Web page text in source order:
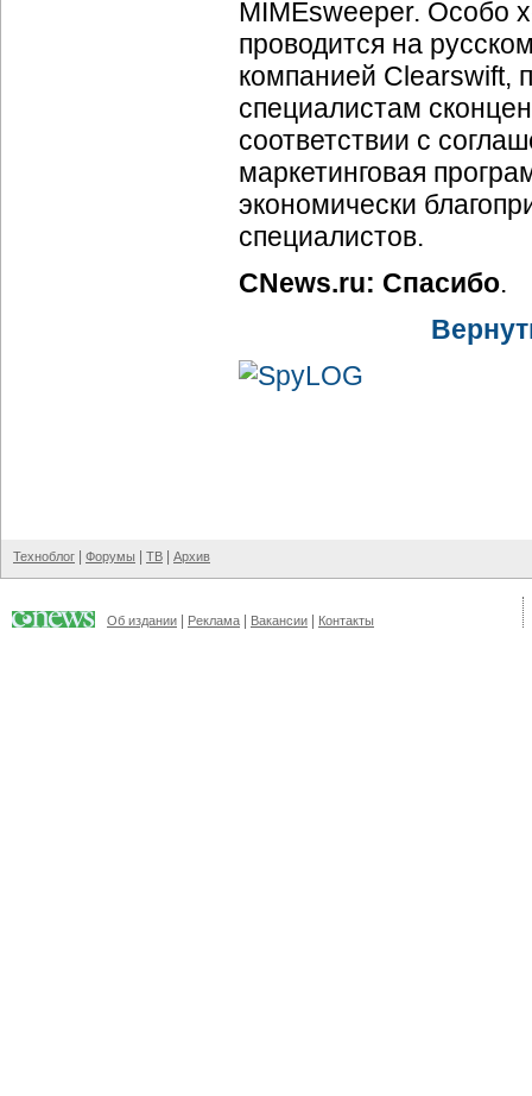
MIMEsweeper. Особо
проводится на
компанией Clearswift,
специалистам
соответствии с
маркетинговая
экономически
специалистов.
CNews.ru: Спасибо.
Техноблог Форумы ТВ Архив
Об издании Реклама Вакансии Контакты